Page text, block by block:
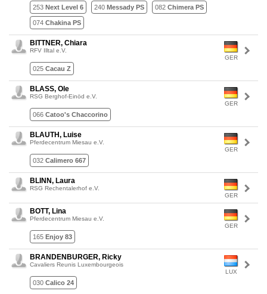
253 Next Level 6 240 Messady PS 082 Chimera PS
074 Chakina PS
GER
BITTNER, Chiara
RFV Illtal e.V.
025 Cacau Z
GER
BLASS, Ole
RSG Berghof-Einöd e.V.
066 Catoo's Chaccorino
GER
BLAUTH, Luise
Pferdecentrum Miesau e.V.
032 Calimero 667
GER
BLINN, Laura
RSG Rechentalerhof e.V.
GER
BOTT, Lina
Pferdecentrum Miesau e.V.
165 Enjoy 83
LUX
BRANDENBURGER, Ricky
Cavaliers Reunis Luxembourgeois
030 Calico 24